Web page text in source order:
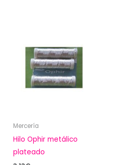
Mercería
Hilo Ophir metálico
plateado